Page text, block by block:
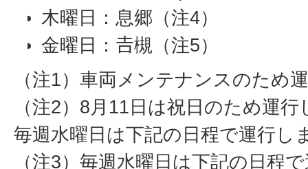
木曜日：息郷（注4）
金曜日：𠮷槻（注5）
（注1）車両メンテナンスのため
（注2）8月11日は祝日のため運
毎週水曜日は下記の日程で運行し
（注3）毎週水曜日は下記の日程